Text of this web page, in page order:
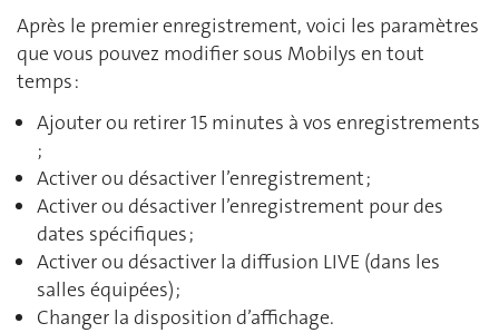
Après le premier enregistrement, voici les paramètres
que vous pouvez modifier sous Mobilys en tout
temps :
Ajouter ou retirer 15 minutes à vos enregistrements
;
Activer ou désactiver l’enregistrement ;
Activer ou désactiver l’enregistrement pour des
dates spécifiques ;
Activer ou désactiver la diffusion LIVE (dans les
salles équipées) ;
Changer la disposition d’affichage.